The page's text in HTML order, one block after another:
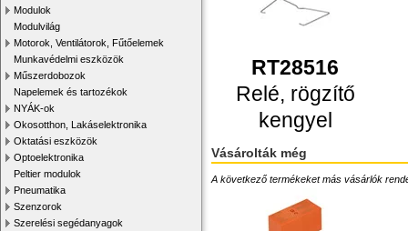
Modulok
Modulvilág
Motorok, Ventilátorok, Fűtőelemek
Munkavédelmi eszközök
Műszerdobozok
Napelemek és tartozékok
NYÁK-ok
Okosotthon, Lakáselektronika
Oktatási eszközök
Optoelektronika
Peltier modulok
Pneumatika
Szenzorok
Szerelési segédanyagok
RT28516
Relé, rögzítő
kengyel
Vásárolták még
A következő termékeket más vásárlók